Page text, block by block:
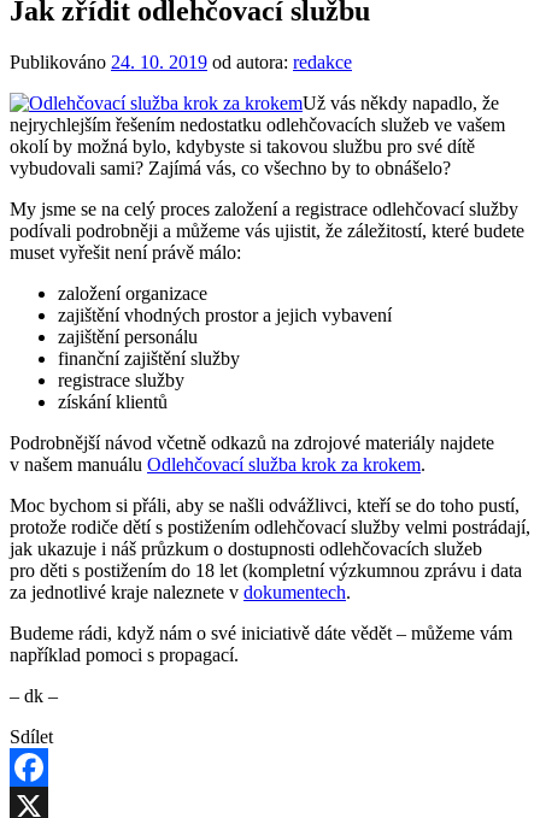
Jak zřídit odlehčovací službu
Publikováno 24. 10. 2019 od autora: redakce
Už vás někdy napadlo, že
nejrychlejším řešením nedostatku odlehčovacích služeb ve vašem
okolí by možná bylo, kdybyste si takovou službu pro své dítě
vybudovali sami? Zajímá vás, co všechno by to obnášelo?
My jsme se na celý proces založení a registrace odlehčovací služby
podívali podrobněji a můžeme vás ujistit, že záležitostí, které budete
muset vyřešit není právě málo:
založení organizace
zajištění vhodných prostor a jejich vybavení
zajištění personálu
finanční zajištění služby
registrace služby
získání klientů
Podrobnější návod včetně odkazů na zdrojové materiály najdete
v našem manuálu Odlehčovací služba krok za krokem.
Moc bychom si přáli, aby se našli odvážlivci, kteří se do toho pustí,
protože rodiče dětí s postižením odlehčovací služby velmi postrádají,
jak ukazuje i náš průzkum o dostupnosti odlehčovacích služeb
pro děti s postižením do 18 let (kompletní výzkumnou zprávu i data
za jednotlivé kraje naleznete v dokumentech.
Budeme rádi, když nám o své iniciativě dáte vědět – můžeme vám
například pomoci s propagací.
– dk –
Sdílet
Facebook